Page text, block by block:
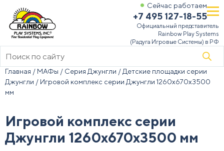
Сейчас работаем
+7 495 127-18-55
Официальный представитель
Rainbow Play Systems
(Радуга Игровые Системы) в РФ
Поиск
товаров
Главная / МАФы / Серия Джунгли /Детские площадки серии
Джунгли / Игровой комплекс серии Джунгли 1260х670х3500
мм
Игровой комплекс серии
Джунгли 1260х670х3500 мм